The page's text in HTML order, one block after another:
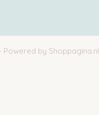
Powered by Shoppagina.nl